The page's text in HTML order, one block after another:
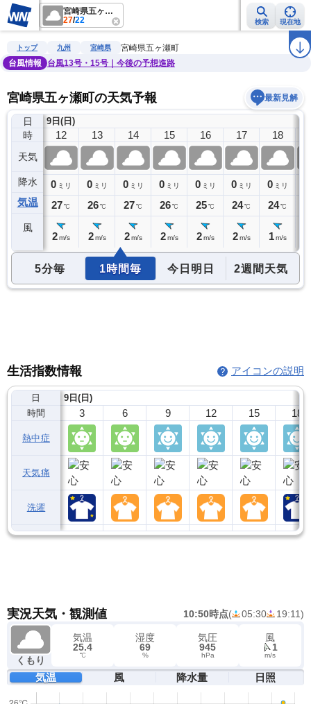
宮崎県五ヶ瀬町
27/22 検索 現在地
雨雲レーダー 台風情報 地震情報 ラ
トップ 九州 宮崎県
宮崎県五ヶ瀬町
台風情報
台風13号・15号｜今後の予想進路
宮崎県五ヶ瀬町の天気予報 最新見解
日
時
天気
降水
気温
風
9日(日)
11
0ミリ
26℃
12
0 ミリ
27℃
2 m/s
13
0 ミリ
26℃
2 m/s
14
0 ミリ
27℃
2 m/s
15
0 ミリ
26℃
2 m/s
16
0 ミリ
25℃
2 m/s
17
0 ミリ
24℃
2 m/s
18
0 ミリ
24℃
1 m/s
5分毎 1時間毎 今日明日 2週間天気
生活指数情報 アイコンの説明
日
時間
熱中症
天気痛
洗濯
9日(日)
3 6 9 12 15 18
実況天気・観測値 10:50時点( 05:30 19:11)
くもり
気温
25.4
℃
湿度
69
%
気圧
945
hPa
風
1
m/s
気温 風 降水量 日照